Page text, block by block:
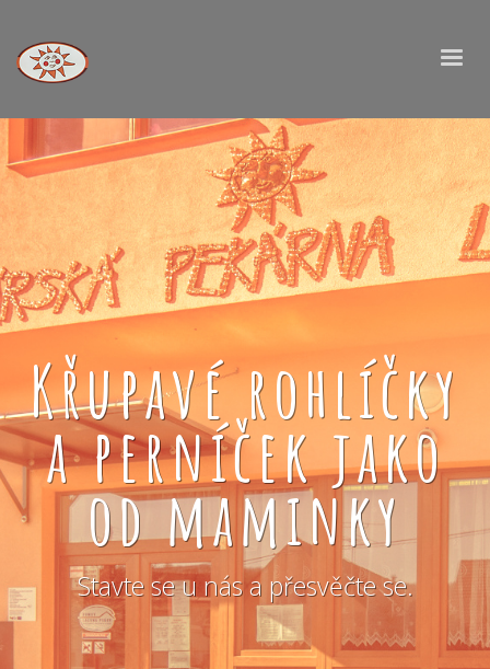
Křupavé rohlíčky
a perníček jako
od maminky
Stavte se u nás a přesvěčte se.